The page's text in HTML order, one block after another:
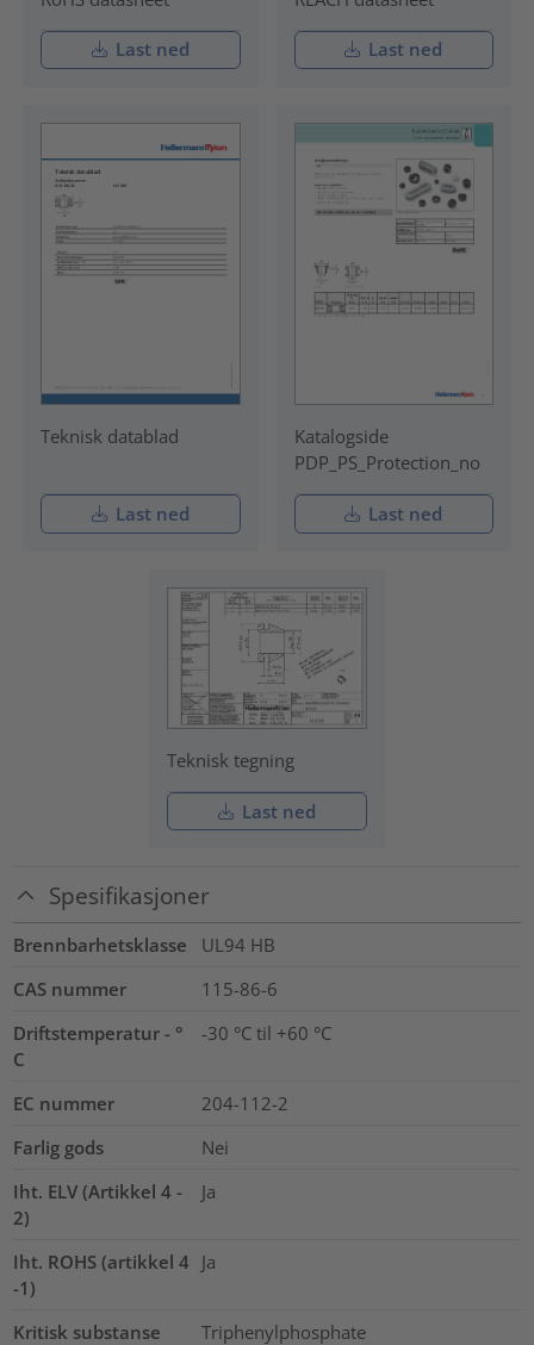
Last ned Last ned
Teknisk datablad
Last ned
Katalogside
PDP_PS_Protection_no
Last ned
Teknisk tegning
Last ned
Spesifikasjoner
Brennbarhetsklasse
UL94 HB
CAS nummer
115-86-6
Driftstemperatur - °
C
-30 °C til +60 °C
EC nummer
204-112-2
Farlig gods
Nei
Iht. ELV (Artikkel 4 -
2)
Ja
Iht. ROHS (artikkel 4
-1)
Ja
Kritisk substanse
Triphenylphosphate